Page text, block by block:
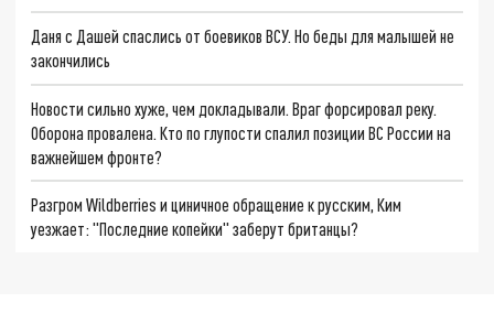
Даня с Дашей спаслись от боевиков ВСУ. Но беды для малышей не
закончились
Новости сильно хуже, чем докладывали. Враг форсировал реку.
Оборона провалена. Кто по глупости спалил позиции ВС России на
важнейшем фронте?
Разгром Wildberries и циничное обращение к русским, Ким
уезжает: "Последние копейки" заберут британцы?